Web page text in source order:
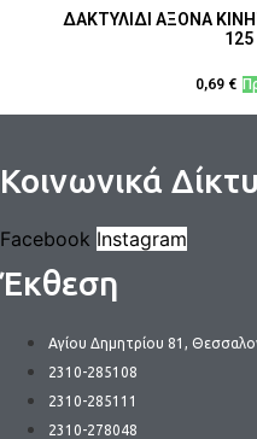
ΔΑΚΤΥΛΙΔΙ ΑΞΟΝΑ
0,69 €
Κοινωνικά
Facebook Instagram
Έκθεση
Αγίου Δημητρίου 81,
2310-285108
2310-285111
2310-278048